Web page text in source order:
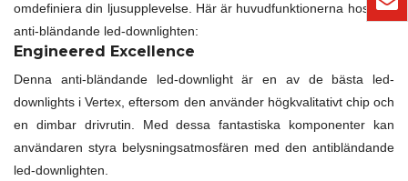
omdefiniera din ljusupplevelse. Här är huvudfunktionerna hos den
anti-bländande led-downlighten:
Engineered Excellence
Denna anti-bländande led-downlight är en av de bästa led-
downlights i Vertex, eftersom den använder högkvalitativt chip och
en dimbar drivrutin. Med dessa fantastiska komponenter kan
användaren styra belysningsatmosfären med den antibländande
led-downlighten.